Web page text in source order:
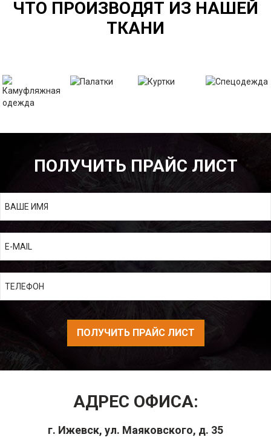
ЧТО ПРОИЗВОДЯТ ИЗ НАШЕЙ
ТКАНИ
ПОЛУЧИТЬ ПРАЙС ЛИСТ
ПОЛУЧИТЬ ПРАЙС ЛИСТ
АДРЕС ОФИСА:
г. Ижевск, ул. Маяковского, д. 35